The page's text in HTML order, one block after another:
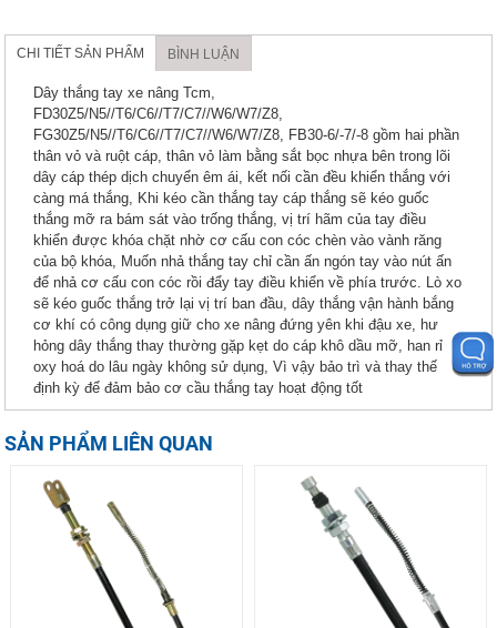
CHI TIẾT SẢN PHẨM BÌNH LUẬN
Dây thắng tay xe nâng Tcm,
FD30Z5/N5//T6/C6//T7/C7//W6/W7/Z8,
FG30Z5/N5//T6/C6//T7/C7//W6/W7/Z8, FB30-6/-7/-8 gồm hai phần
thân vỏ và ruột cáp, thân vỏ làm bằng sắt bọc nhựa bên trong lõi
dây cáp thép dịch chuyển êm ái, kết nối cần đều khiển thắng với
càng má thắng, Khi kéo cần thắng tay cáp thắng sẽ kéo guốc
thắng mỡ ra bám sát vào trống thắng, vị trí hãm của tay điều
khiển được khóa chặt nhờ cơ cấu con cóc chèn vào vành răng
của bộ khóa, Muốn nhả thắng tay chỉ cần ấn ngón tay vào nút ấn
để nhả cơ cấu con cóc rồi đẩy tay điều khiển về phía trước. Lò xo
sẽ kéo guốc thắng trở lại vị trí ban đầu, dây thắng vận hành bắng
cơ khí có công dụng giữ cho xe nâng đứng yên khi đậu xe, hư
hỏng dây thắng thay thường gặp kẹt do cáp khô dầu mỡ, han rỉ
oxy hoá do lâu ngày không sử dụng, Vì vậy bảo trì và thay thế
định kỳ để đảm bảo cơ cầu thắng tay hoạt động tốt
SẢN PHẨM LIÊN QUAN